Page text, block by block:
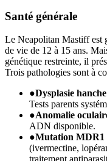
Santé générale
Le Neapolitan Mastiff est
de vie de 12 à 15 ans.
génétique restreinte, il
Trois pathologies sont à
●Dysplasie
Tests parents
●Anomalie
ADN disponible.
●Mutation MDR1
(ivermectine,